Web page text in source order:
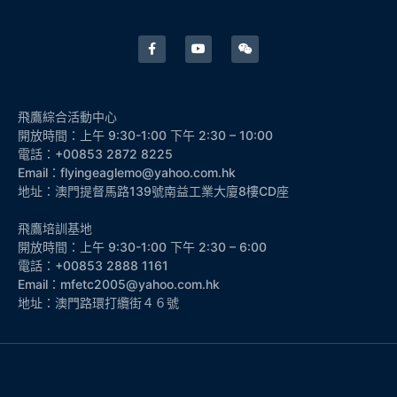
飛鷹綜合活動中心
開放時間：上午 9:30-1:00 下午 2:30 – 10:00
電話：+00853 2872 8225
Email：flyingeaglemo@yahoo.com.hk
地址：澳門提督馬路139號南益工業大廈8樓CD座
飛鷹培訓基地
開放時間：上午 9:30-1:00 下午 2:30 – 6:00
電話：+00853 2888 1161
Email：mfetc2005@yahoo.com.hk
地址：澳門路環打纜街４６號